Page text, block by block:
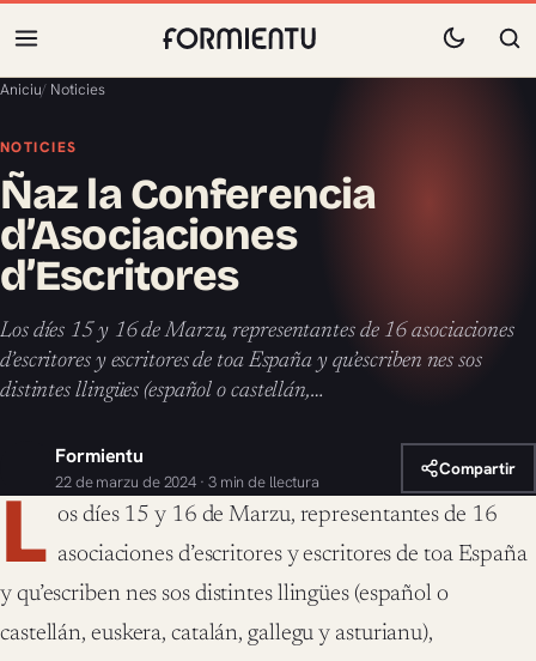
Aniciu/ Noticies
NOTICIES
Ñaz la Conferencia
d’Asociaciones
d’Escritores
Los díes 15 y 16 de Marzu, representantes de 16 asociaciones
d’escritores y escritores de toa España y qu’escriben nes sos
distintes llingües (español o castellán,…
Formientu
22 de marzu de 2024 · 3 min de llectura
Compartir
L os díes 15 y 16 de Marzu, representantes de 16
asociaciones d’escritores y escritores de toa España
y qu’escriben nes sos distintes llingües (español o
castellán, euskera, catalán, gallegu y asturianu),